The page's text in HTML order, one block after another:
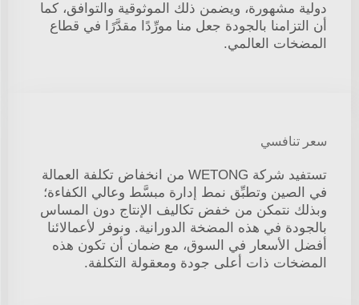
دولية مشهورة، ويضمن ذلك الموثوقية والتوافق، كما
أن التزامنا بالجودة جعل منا مورِّدًا مقدَّرًا في قطاع
المضخات العالمي.
سعر تنافسي
تستفيد شركة WETONG من انخفاض تكلفة العمالة
في الصين وتطبِّق نمط إدارة مبسَّط وعالي الكفاءة؛
وبذلك نتمكن من خفض تكاليف الإنتاج دون المساس
بالجودة في هذه المضخة الدورانية. ونوفر لأعمالائنا
أفضل الأسعار في السوق، مع ضمان أن تكون هذه
المضخات ذات أعلى جودة ومعقولة التكلفة.